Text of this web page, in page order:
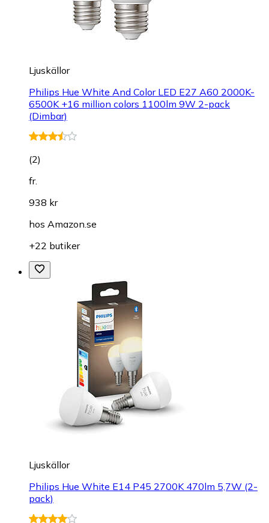
Ljuskällor
Philips Hue White And Color LED E27 A60 2000K-
6500K +16 million colors 1100lm 9W 2-pack
(Dimbar)
(2)
fr.
938 kr
hos Amazon.se
+22 butiker
Ljuskällor
Philips Hue White E14 P45 2700K 470lm 5,7W (2-
pack)